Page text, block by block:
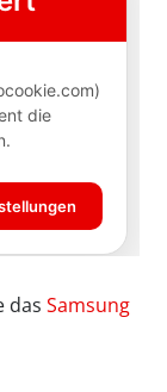
das Samsung